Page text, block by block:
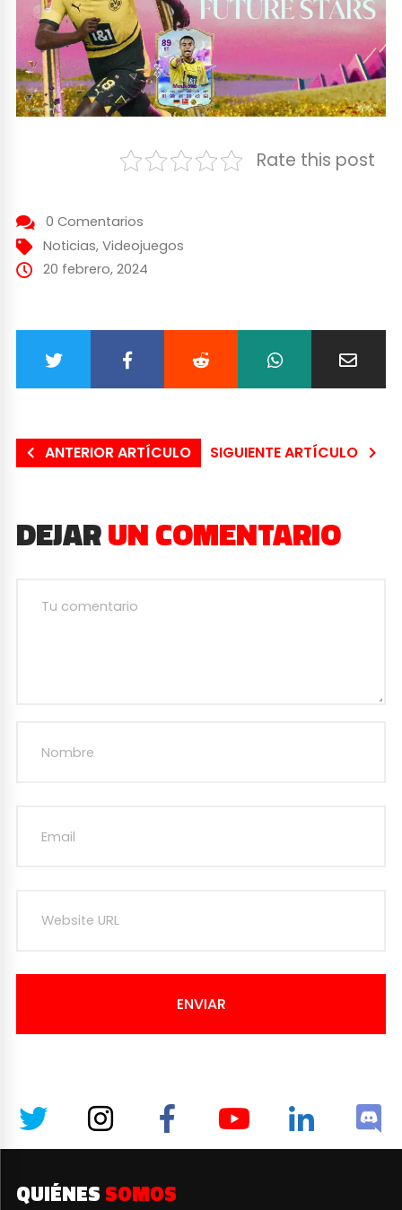
Rate this post
0 Comentarios
Noticias, Videojuegos
20 febrero, 2024
ANTERIOR ARTÍCULO SIGUIENTE ARTÍCULO
DEJARUN COMENTARIO
ENVIAR
QUIÉNES SOMOS